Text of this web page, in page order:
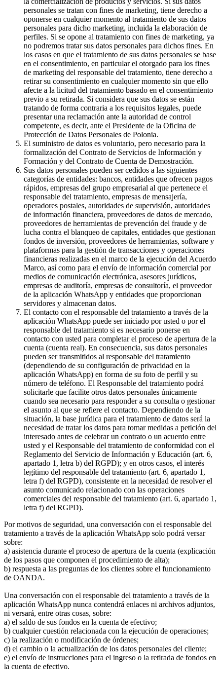
personales se tratan con fines de marketing, tiene derecho a
oponerse en cualquier momento al tratamiento de sus datos
personales para dicho marketing, incluida la elaboración de
perfiles. Si se opone al tratamiento con fines de marketing, ya
no podremos tratar sus datos personales para dichos fines. En
los casos en que el tratamiento de sus datos personales se base
en el consentimiento, en particular el otorgado para los fines
de marketing del responsable del tratamiento, tiene derecho a
retirar su consentimiento en cualquier momento sin que ello
afecte a la licitud del tratamiento basado en el consentimiento
previo a su retirada. Si considera que sus datos se están
tratando de forma contraria a los requisitos legales, puede
presentar una reclamación ante la autoridad de control
competente, es decir, ante el Presidente de la Oficina de
Protección de Datos Personales de Polonia.
El suministro de datos es voluntario, pero necesario para la
formalización del Contrato de Servicios de Información y
Formación y del Contrato de Cuenta de Demostración.
Sus datos personales pueden ser cedidos a las siguientes
categorías de entidades: bancos, entidades que ofrecen pagos
rápidos, empresas del grupo empresarial al que pertenece el
responsable del tratamiento, empresas de mensajería,
operadores postales, autoridades de supervisión, autoridades
de información financiera, proveedores de datos de mercado,
proveedores de herramientas de prevención del fraude y de
lucha contra el blanqueo de capitales, entidades que gestionan
fondos de inversión, proveedores de herramientas, software y
plataformas para la gestión de transacciones y operaciones
financieras realizadas en el marco de la ejecución del Acuerdo
Marco, así como para el envío de información comercial por
medios de comunicación electrónica, asesores jurídicos,
empresas de auditoría, empresas de consultoría, el proveedor
de la aplicación WhatsApp y entidades que proporcionan
servidores y almacenan datos.
El contacto con el responsable del tratamiento a través de la
aplicación WhatsApp puede ser iniciado por usted o por el
responsable del tratamiento si es necesario ponerse en
contacto con usted para completar el proceso de apertura de la
cuenta (cuenta real). En consecuencia, sus datos personales
pueden ser transmitidos al responsable del tratamiento
(dependiendo de su configuración de privacidad en la
aplicación WhatsApp) en forma de su foto de perfil y su
número de teléfono. El Responsable del tratamiento podrá
solicitarle que facilite otros datos personales únicamente
cuando sea necesario para responder a su consulta o gestionar
el asunto al que se refiere el contacto. Dependiendo de la
situación, la base jurídica para el tratamiento de datos será la
necesidad de tratar los datos para tomar medidas a petición del
interesado antes de celebrar un contrato o un acuerdo entre
usted y el Responsable del tratamiento de conformidad con el
Reglamento del Servicio de Información y Educación (art. 6,
apartado 1, letra b) del RGPD); y en otros casos, el interés
legítimo del responsable del tratamiento (art. 6, apartado 1,
letra f) del RGPD), consistente en la necesidad de resolver el
asunto comunicado relacionado con las operaciones
comerciales del responsable del tratamiento (art. 6, apartado 1,
letra f) del RGPD).
Por motivos de seguridad, una conversación con el responsable del
tratamiento a través de la aplicación WhatsApp solo podrá versar
sobre:
a) asistencia durante el proceso de apertura de la cuenta (explicación
de los pasos que componen el procedimiento de alta);
b) respuesta a las preguntas de los clientes sobre el funcionamiento
de OANDA.
Una conversación con el responsable del tratamiento a través de la
aplicación WhatsApp nunca contendrá enlaces ni archivos adjuntos,
ni versará, entre otras cosas, sobre:
a) el saldo de sus fondos en la cuenta de efectivo;
b) cualquier cuestión relacionada con la ejecución de operaciones;
c) la realización o modificación de órdenes;
d) el cambio o la actualización de los datos personales del cliente;
e) el envío de instrucciones para el ingreso o la retirada de fondos en
la cuenta de efectivo.